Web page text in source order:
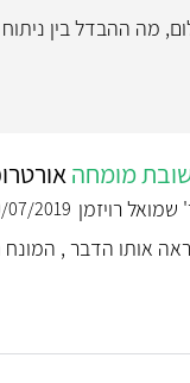
מה ההבדל בין ניתוח
מומחה
שמואל רויזמן 2019 | 16:44
אותו הדבר , המונח